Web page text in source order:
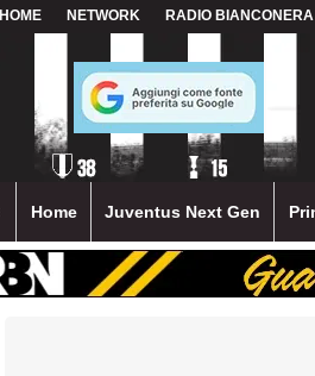
HOME NETWORK RADIO BIANCONERA
Home Juventus Next Gen